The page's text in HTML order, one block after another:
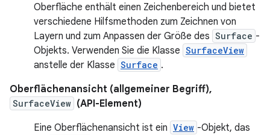
Oberfläche enthält einen Zeichenbereich und bietet
verschiedene Hilfsmethoden zum Zeichnen von
Layern und zum Anpassen der Größe des Surface -
Objekts. Verwenden Sie die Klasse SurfaceView
anstelle der Klasse Surface .
Oberflächenansicht (allgemeiner Begriff),
SurfaceView (API-Element)
Eine Oberflächenansicht ist ein View -Objekt, das